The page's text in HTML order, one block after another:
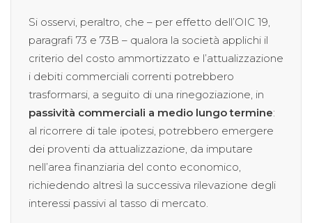
Si osservi, peraltro, che – per effetto dell’OIC 19,
paragrafi 73 e 73B – qualora la società applichi il
criterio del costo ammortizzato e l’attualizzazione
i debiti commerciali correnti potrebbero
trasformarsi, a seguito di una rinegoziazione, in
passività commerciali a medio lungo termine:
al ricorrere di tale ipotesi, potrebbero emergere
dei proventi da attualizzazione, da imputare
nell’area finanziaria del conto economico,
richiedendo altresì la successiva rilevazione degli
interessi passivi al tasso di mercato.